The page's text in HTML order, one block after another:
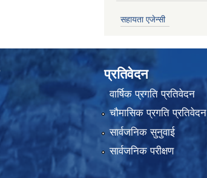
सहायता एजेन्सी
प्रतिवेदन
वार्षिक प्रगति प्रतिवेदन
चौमासिक प्रगति प्रतिवेदन
सार्वजनिक सुनुवाई
सार्वजनिक परीक्षण